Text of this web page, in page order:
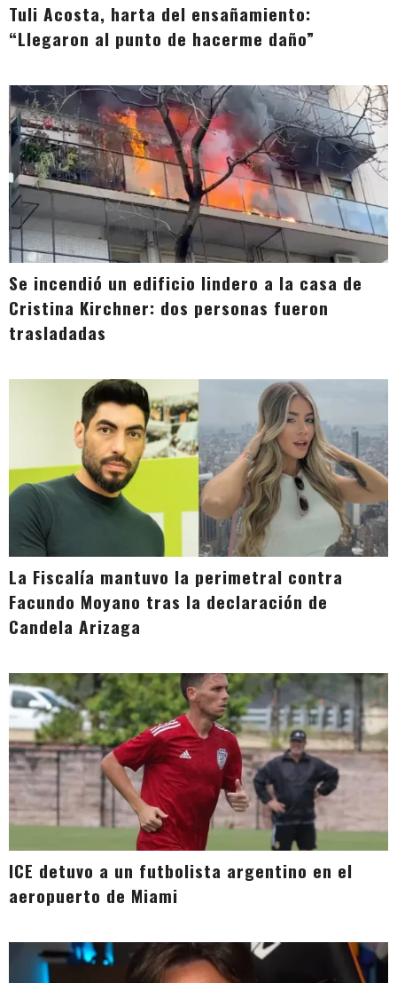
Tuli Acosta, harta del ensañamiento:
“Llegaron al punto de hacerme daño”
Se incendió un edificio lindero a la casa de
Cristina Kirchner: dos personas fueron
trasladadas
La Fiscalía mantuvo la perimetral contra
Facundo Moyano tras la declaración de
Candela Arizaga
ICE detuvo a un futbolista argentino en el
aeropuerto de Miami